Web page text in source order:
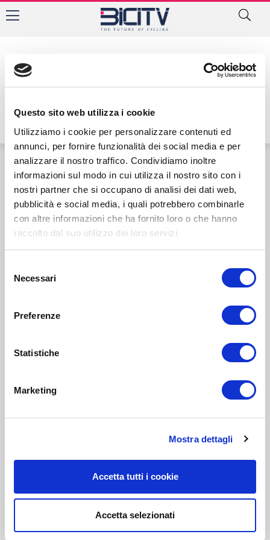
Questo sito web utilizza i cookie
Utilizziamo i cookie per personalizzare contenuti ed
annunci, per fornire funzionalità dei social media e per
analizzare il nostro traffico. Condividiamo inoltre
informazioni sul modo in cui utilizza il nostro sito con i
nostri partner che si occupano di analisi dei dati web,
pubblicità e social media, i quali potrebbero combinarle
con altre informazioni che ha fornito loro o che hanno
raccolto dal suo utilizzo dei loro servizi.
delNecessari
Preferenze
Statistiche
Marketing
Mostra dettagli
Accetta tutti i cookie
Accetta selezionati
Contatti Privacy Policy Cookie Policy